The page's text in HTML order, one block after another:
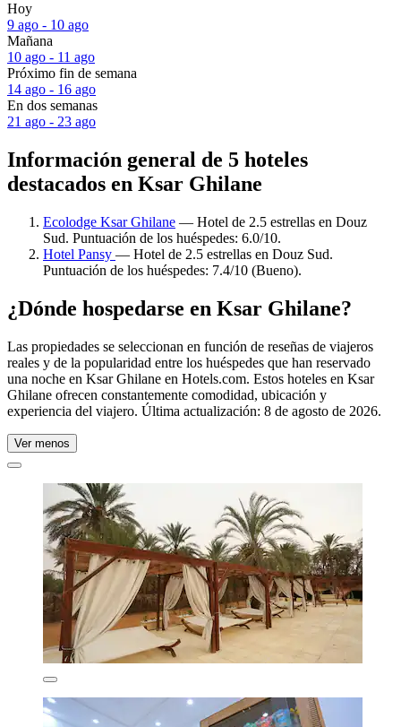
Hoy
9 ago - 10 ago
Mañana
10 ago - 11 ago
Próximo fin de semana
14 ago - 16 ago
En dos semanas
21 ago - 23 ago
Información general de 5 hoteles
destacados en Ksar Ghilane
Ecolodge Ksar Ghilane — Hotel de 2.5 estrellas en Douz
Sud. Puntuación de los huéspedes: 6.0/10.
Hotel Pansy — Hotel de 2.5 estrellas en Douz Sud.
Puntuación de los huéspedes: 7.4/10 (Bueno).
¿Dónde hospedarse en Ksar Ghilane?
Las propiedades se seleccionan en función de reseñas de viajeros
reales y de la popularidad entre los huéspedes que han reservado
una noche en Ksar Ghilane en Hotels.com. Estos hoteles en Ksar
Ghilane ofrecen constantemente comodidad, ubicación y
experiencia del viajero. Última actualización: 8 de agosto de 2026.
Ver menos